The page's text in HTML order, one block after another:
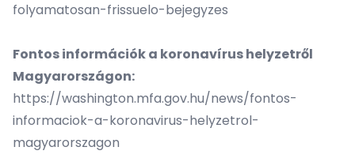
folyamatosan-frissuelo-bejegyzes
Fontos információk a koronavírus helyzetről
Magyarországon:
https://washington.mfa.gov.hu/news/fontos-
informaciok-a-koronavirus-helyzetrol-
magyarorszagon